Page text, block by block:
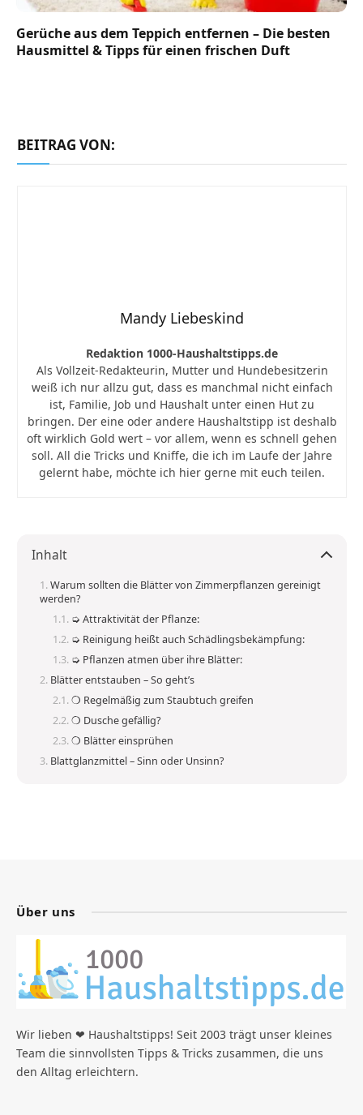
Gerüche aus dem Teppich entfernen – Die besten
Hausmittel & Tipps für einen frischen Duft
BEITRAG VON:
Mandy Liebeskind
Redaktion 1000-Haushaltstipps.de
Als Vollzeit-Redakteurin, Mutter und Hundebesitzerin
weiß ich nur allzu gut, dass es manchmal nicht einfach
ist, Familie, Job und Haushalt unter einen Hut zu
bringen. Der eine oder andere Haushaltstipp ist deshalb
oft wirklich Gold wert – vor allem, wenn es schnell gehen
soll. All die Tricks und Kniffe, die ich im Laufe der Jahre
gelernt habe, möchte ich hier gerne mit euch teilen.
Inhalt
Warum sollten die Blätter von Zimmerpflanzen gereinigt
werden?
➭ Attraktivität der Pflanze:
➭ Reinigung heißt auch Schädlingsbekämpfung:
➭ Pflanzen atmen über ihre Blätter:
Blätter entstauben – So geht’s
❍ Regelmäßig zum Staubtuch greifen
❍ Dusche gefällig?
❍ Blätter einsprühen
Blattglanzmittel – Sinn oder Unsinn?
Über uns
Wir lieben ❤ Haushaltstipps! Seit 2003 trägt unser kleines
Team die sinnvollsten Tipps & Tricks zusammen, die uns
den Alltag erleichtern.